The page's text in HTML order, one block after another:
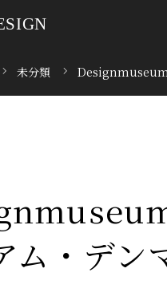
未分類 Designmuseum
ム・デン